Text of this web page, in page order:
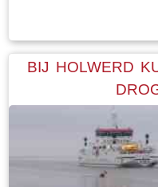
optimaal uitzicht op
Een ideale dag voor
Vanaf de
bezoekerscentrum
rode klinkers de
want deze is aan de
waard. Er hangt
BIJ HOLWERD